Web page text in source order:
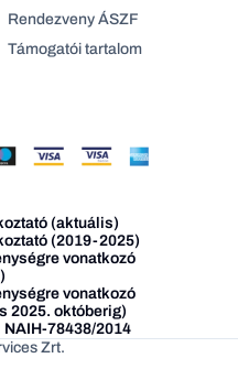
Rendezveny ÁSZF
Támogatói tartalom
(aktuális)
(2019-2025)
vonatkozó
vonatkozó
2025. októberig)
78438/2014
Zrt.